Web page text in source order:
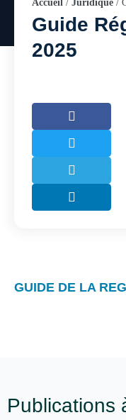
Accueil / Juridique /
Guide
2025
GUIDE DE LA
Publications